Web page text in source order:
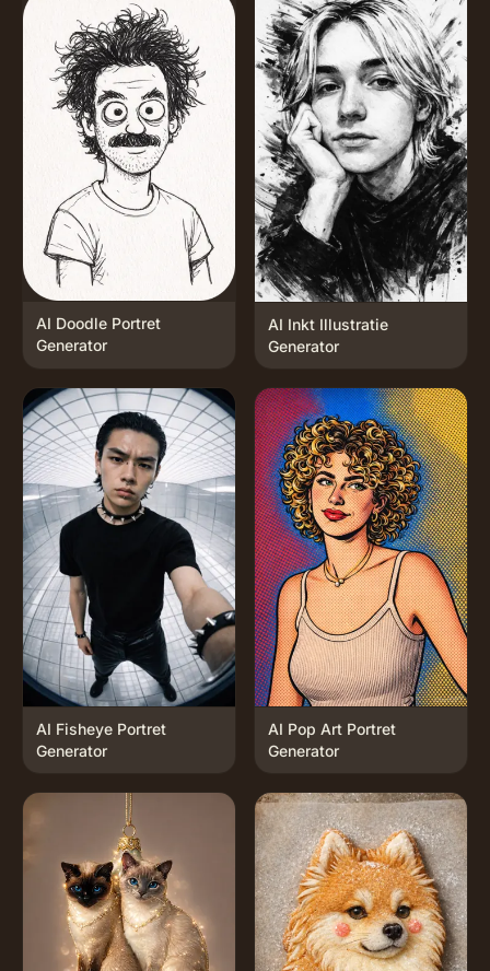
AI Doodle Portret
Generator
AI Inkt Illustratie
Generator
AI Fisheye Portret
Generator
AI Pop Art Portret
Generator